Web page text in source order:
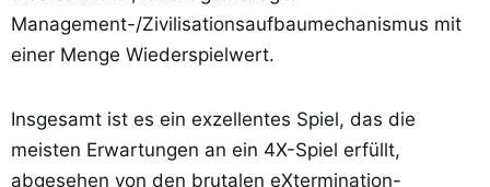
Management-/Zivilisationsaufbaumechanismus mit
einer Menge Wiederspielwert.
Insgesamt ist es ein exzellentes Spiel, das die
meisten Erwartungen an ein 4X-Spiel erfüllt,
abgesehen von den brutalen eXtermination-